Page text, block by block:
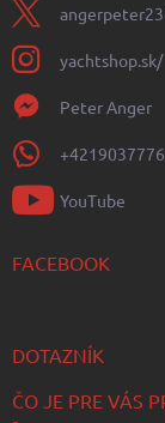
yachtshop.sk/
Peter Anger
YouTube
FACEBOOK
DOTAZNÍK
ČO JE PRE VÁS